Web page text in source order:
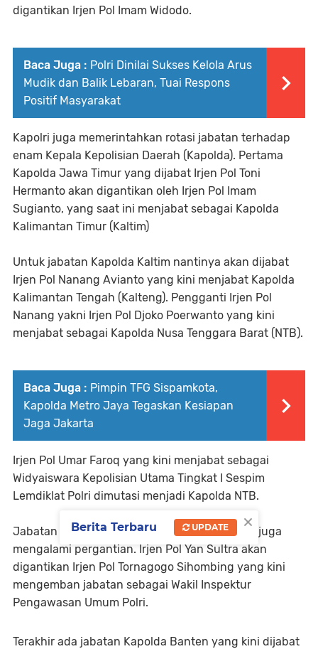
digantikan Irjen Pol Imam Widodo.
Baca Juga : Polri Dinilai Sukses Kelola Arus
Mudik dan Balik Lebaran, Tuai Respons
Positif Masyarakat
Kapolri juga memerintahkan rotasi jabatan terhadap
enam Kepala Kepolisian Daerah (Kapolda). Pertama
Kapolda Jawa Timur yang dijabat Irjen Pol Toni
Hermanto akan digantikan oleh Irjen Pol Imam
Sugianto, yang saat ini menjabat sebagai Kapolda
Kalimantan Timur (Kaltim)
Untuk jabatan Kapolda Kaltim nantinya akan dijabat
Irjen Pol Nanang Avianto yang kini menjabat Kapolda
Kalimantan Tengah (Kalteng). Pengganti Irjen Pol
Nanang yakni Irjen Pol Djoko Poerwanto yang kini
menjabat sebagai Kapolda Nusa Tenggara Barat (NTB).
Baca Juga : Pimpin TFG Sispamkota,
Kapolda Metro Jaya Tegaskan Kesiapan
Jaga Jakarta
Irjen Pol Umar Faroq yang kini menjabat sebagai
Widyaiswara Kepolisian Utama Tingkat I Sespim
Lemdiklat Polri dimutasi menjadi Kapolda NTB.
Jabatan Kapolda Kepulauan Bangka Belitung juga
mengalami pergantian. Irjen Pol Yan Sultra akan
digantikan Irjen Pol Tornagogo Sihombing yang kini
mengemban jabatan sebagai Wakil Inspektur
Pengawasan Umum Polri.
Terakhir ada jabatan Kapolda Banten yang kini dijabat
×
Berita Terbaru UPDATE